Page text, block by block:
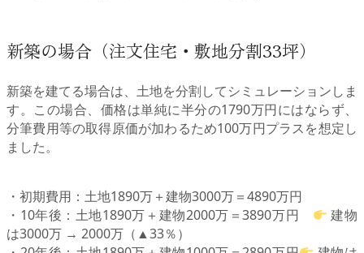
新築の場合（注文住宅・敷地分割33坪）
新築を建てる場合は、土地を分割してシミュレーションしま
す。この場合、価格は単純に半分の1790万円にはならず、
分筆費用等の取得原価が加わるため100万円プラスを想定し
ました。
・初期費用：土地1890万＋建物3000万＝4890万円
・10年後：土地1890万＋建物2000万＝3890万円
建物
は3000万 → 2000万（▲33％）